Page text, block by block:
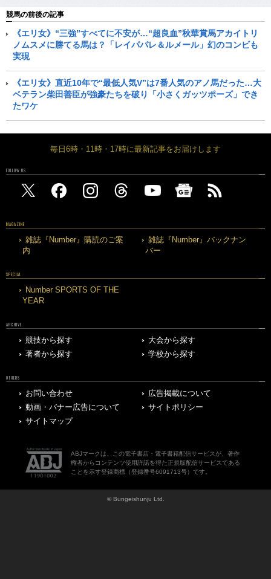
競馬の前後の記事
《エリ女》“三強”すべてに不安が…“超良血”秋華賞馬アカイトリ
ノムスメに勝てる馬は？「レイパパレ＆ルメール」幻のコンビも
実現
《エリ女》直近10年で“最低人気V”は7番人気のアノ馬だった…大
ベテラン柴田善臣が強豪たちを破り「小さくガッツポーズ」でき
たワケ
毎日6時・11時・17時に最新記事をお届けします
FOLLOW US
MAGAZINE
雑誌『Number』購読のご案
内
雑誌『Number』バックナン
バー
SPECIAL
Number SPORTS OF THE
YEAR
ARCHIVE
競技から探す
大会から探す
著者から探す
学校から探す
OTHERS
お問い合わせ
広告掲載について
動画・バナー広告について
サイトポリシー
サイトマップ
ABJマークは、この電子書店・電子書籍配信サービスが、著作
権者からコンテンツ使用許諾を得た正規版配信サービスである
ことを示す登録商標（登録番号6091713号）です。
© Bungeishunju Ltd.